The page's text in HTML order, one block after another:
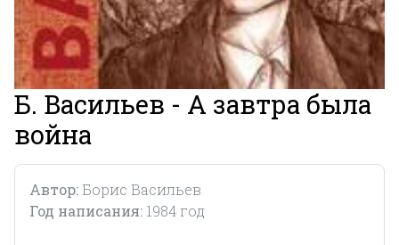
Б. Васильев - А завтра была
война
Автор: Борис Васильев
Год написания: 1984 год